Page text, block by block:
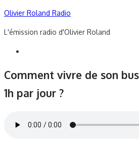
Skip
content
Olivier Roland Radio
L'émission radio d'Olivier Roland
Comment vivre de son
1h par jour ?